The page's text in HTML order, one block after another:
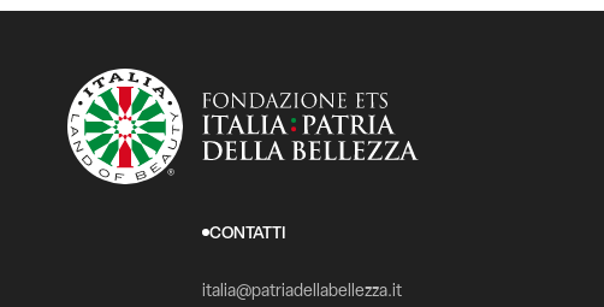
CONTATTI
italia@patriadellabellezza.it